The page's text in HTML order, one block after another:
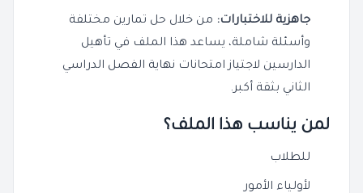
جاهزية للاختبارات: من خلال حل تمارين مختلفة
وأسئلة شاملة، يساعد هذا الملف في تأهيل
الدارسين لاجتياز امتحانات نهاية الفصل الدراسي
الثاني بثقة أكبر.
لمن يناسب هذا الملف؟
للطلاب
لأولياء الأمور